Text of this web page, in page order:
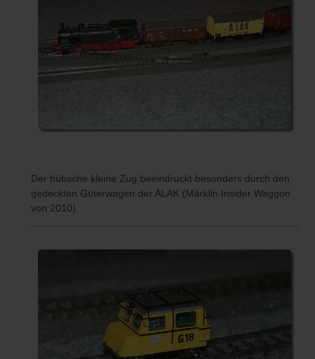
Der hübsche kleine Zug beeindruckt besonders durch den
gedeckten Güterwagen der ALAK (Märklin Insider Waggon
von 2010).